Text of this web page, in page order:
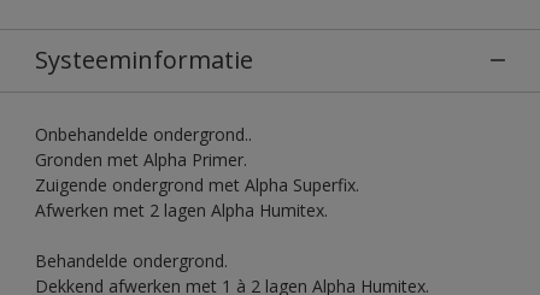
Systeeminformatie
Onbehandelde ondergrond..
Gronden met Alpha Primer.
Zuigende ondergrond met Alpha Superfix.
Afwerken met 2 lagen Alpha Humitex.
Behandelde ondergrond.
Dekkend afwerken met 1 à 2 lagen Alpha Humitex.